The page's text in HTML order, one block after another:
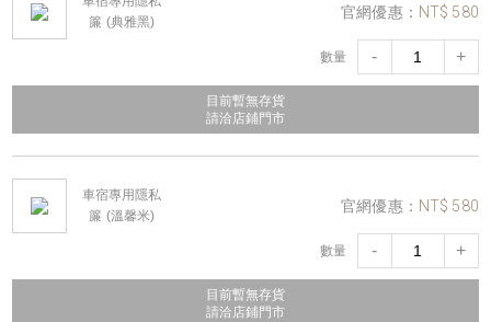
簾 (典雅黑)
官網優惠： NT$ 580
數量 - +
目前暫無存貨
請洽店鋪門市
車宿專用隱私
簾 (溫馨米)
官網優惠： NT$ 580
數量 - +
目前暫無存貨
請洽店鋪門市